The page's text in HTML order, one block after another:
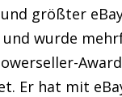
größter
und wurde
Award
Er hat mit